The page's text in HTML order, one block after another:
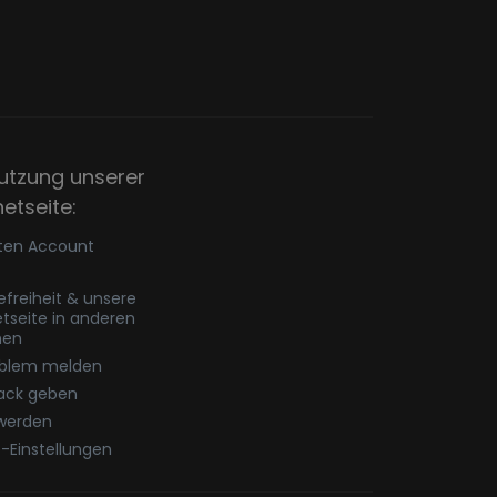
unserer
Account
& unsere
in anderen
melden
geben
Einstellungen